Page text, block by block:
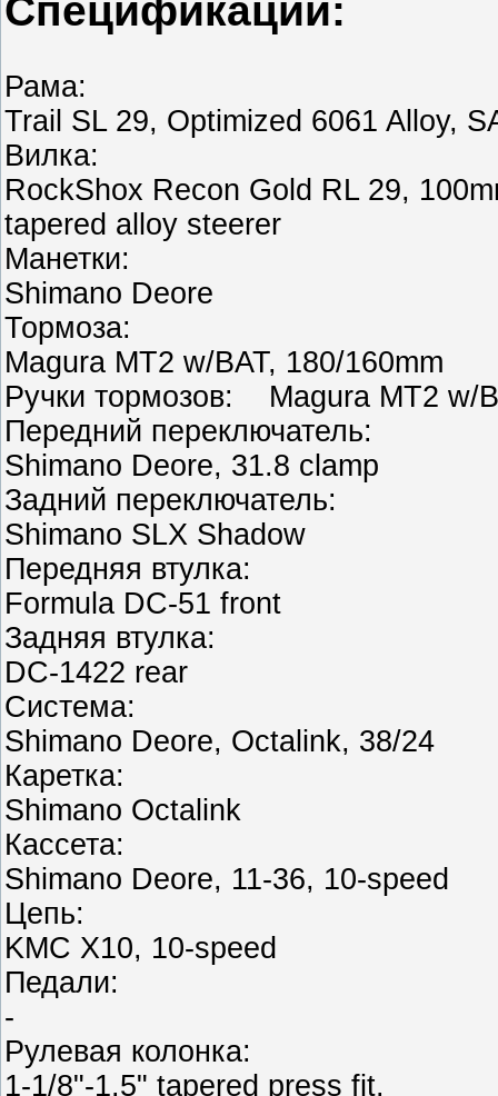
Спецификации:
Рама:
Trail SL 29, Optimized 6061 Alloy,
Вилка:
RockShox Recon Gold RL 29,
tapered alloy steerer
Манетки:
Shimano Deore
Тормоза:
Magura MT2 w/BAT, 180/160mm
Ручки тормозов: Magura MT2 w/
Передний переключатель:
Shimano Deore, 31.8 clamp
Задний переключатель:
Shimano SLX Shadow
Передняя втулка:
Formula DC-51 front
Задняя втулка:
DC-1422 rear
Система:
Shimano Deore, Octalink, 38/24
Каретка:
Shimano Octalink
Кассета:
Shimano Deore, 11-36, 10-speed
Цепь:
KMC X10, 10-speed
Педали:
-
Рулевая колонка:
1-1/8"-1.5" tapered press fit.